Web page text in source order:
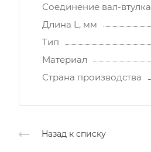
Соединение вал-втулка
Длина L, мм
Тип
Материал
Страна производства
Назад к списку